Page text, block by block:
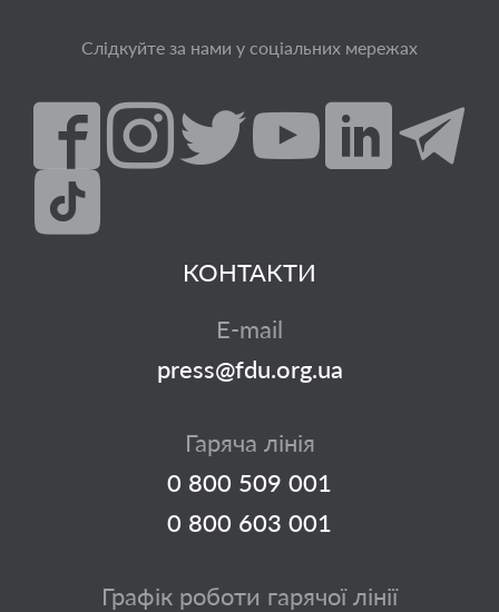
Слідкуйте за нами у соціальних мережах
КОНТАКТИ
E-mail
press@fdu.org.ua
Гаряча лінія
0 800 509 001
0 800 603 001
Графік роботи гарячої лінії